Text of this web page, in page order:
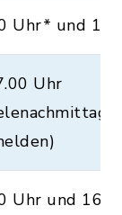
Uhr* und
Uhr
Uhr und